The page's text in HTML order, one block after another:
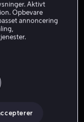
Aktivt
Opbevare
annoncering